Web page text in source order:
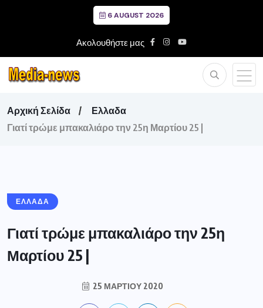
6 AUGUST 2026
Ακολουθήστε μας
Αρχική Σελίδα
Ελλαδα
Γιατί τρώμε μπακαλιάρο την 25η Μαρτίου 25 |
ΕΛΛΑΔΑ
Γιατί τρώμε μπακαλιάρο την 25η
Μαρτίου 25 |
25 ΜΑΡΤΊΟΥ 2020